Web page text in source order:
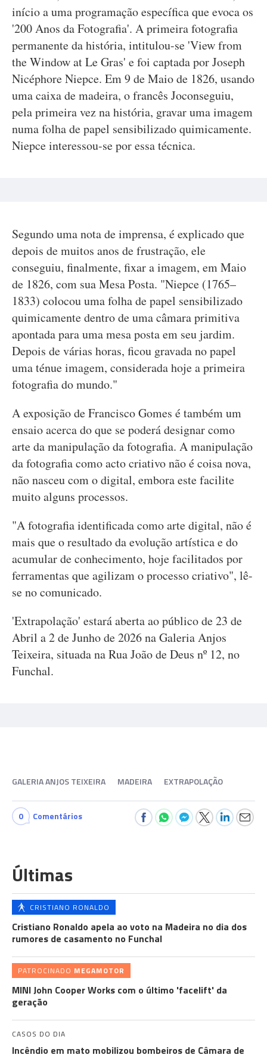
início a uma programação específica que evoca os
'200 Anos da Fotografia'. A primeira fotografia
permanente da história, intitulou-se 'View from
the Window at Le Gras' e foi captada por Joseph
Nicéphore Niepce. Em 9 de Maio de 1826, usando
uma caixa de madeira, o francês Joconseguiu,
pela primeira vez na história, gravar uma imagem
numa folha de papel sensibilizado quimicamente.
Niepce interessou-se por essa técnica.
Segundo uma nota de imprensa, é explicado que
depois de muitos anos de frustração, ele
conseguiu, finalmente, fixar a imagem, em Maio
de 1826, com sua Mesa Posta. "Niepce (1765–
1833) colocou uma folha de papel sensibilizado
quimicamente dentro de uma câmara primitiva
apontada para uma mesa posta em seu jardim.
Depois de várias horas, ficou gravada no papel
uma ténue imagem, considerada hoje a primeira
fotografia do mundo."
A exposição de Francisco Gomes é também um
ensaio acerca do que se poderá designar como
arte da manipulação da fotografia. A manipulação
da fotografia como acto criativo não é coisa nova,
não nasceu com o digital, embora este facilite
muito alguns processos.
"A fotografia identificada como arte digital, não é
mais que o resultado da evolução artística e do
acumular de conhecimento, hoje facilitados por
ferramentas que agilizam o processo criativo", lê-
se no comunicado.
'Extrapolação' estará aberta ao público de 23 de
Abril a 2 de Junho de 2026 na Galeria Anjos
Teixeira, situada na Rua João de Deus nº 12, no
Funchal.
GALERIA ANJOS TEIXEIRA MADEIRA EXTRAPOLAÇÃO
0 Comentários
Últimas
CRISTIANO RONALDO
Cristiano Ronaldo apela ao voto na Madeira no dia dos
rumores de casamento no Funchal
PATROCINADO MEGAMOTOR
MINI John Cooper Works com o último 'facelift' da
geração
CASOS DO DIA
Incêndio em mato mobilizou bombeiros de Câmara de